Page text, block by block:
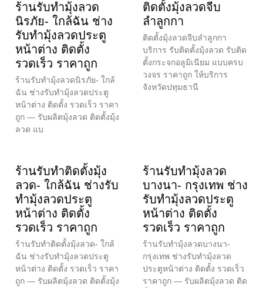
ร้านรับทำมุ้งลวด
นิรภัย- ใกล้ฉัน ช่าง
รับทำมุ้งลวดประตู
หน้าต่าง ติดตั้ง
รวดเร็ว ราคาถูก
ร้านรับทำมุ้งลวดนิรภัย- ใกล้
ฉัน ช่างรับทำมุ้งลวดประตู
หน้าต่าง ติดตั้ง รวดเร็ว ราคา
ถูก — รับผลิตมุ้งลวด ติดตั้งมุ้ง
ลวด แบ
ติดตั้งมุ้งลวดจีบ
ลำลูกกา
ติดตั้งมุ้งลวดจีบลำลูกกา
บริการ รับติดตั้งมุ้งลวด รับติด
ตั้งกระจกอลูมิเนียม แบบครบ
วงจร ราคาถูก ให้บริการ
จังหวัดปทุมธานี
ร้านรับทำติดตั้งมุ้ง
ลวด- ใกล้ฉัน ช่างรับ
ทำมุ้งลวดประตู
หน้าต่าง ติดตั้ง
รวดเร็ว ราคาถูก
ร้านรับทำติดตั้งมุ้งลวด- ใกล้
ฉัน ช่างรับทำมุ้งลวดประตู
หน้าต่าง ติดตั้ง รวดเร็ว ราคา
ถูก — รับผลิตมุ้งลวด ติดตั้งมุ้ง
ร้านรับทำมุ้งลวด
บางนา- กรุงเทพ ช่าง
รับทำมุ้งลวดประตู
หน้าต่าง ติดตั้ง
รวดเร็ว ราคาถูก
ร้านรับทำมุ้งลวดบางนา-
กรุงเทพ ช่างรับทำมุ้งลวด
ประตูหน้าต่าง ติดตั้ง รวดเร็ว
ราคาถูก — รับผลิตมุ้งลวด ติด